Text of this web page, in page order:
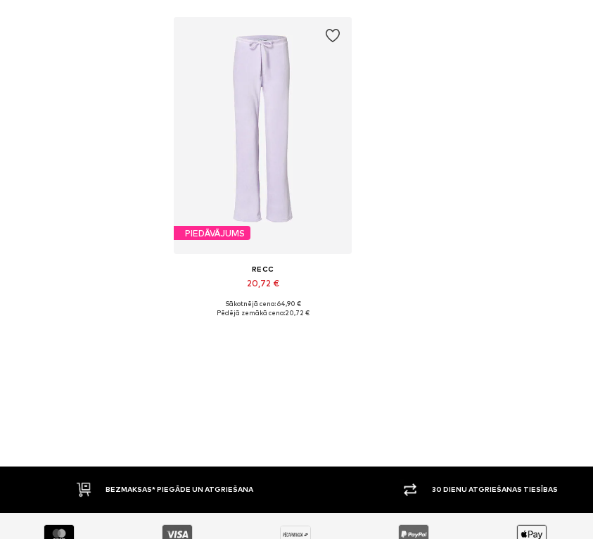
PIEDĀVĀJUMS
RECC
20,72 €
Pieejamie izmēri: 38
Sākotnējā cena: 64,90 €
Pēdējā zemākā cena:20,72 €
BEZMAKSAS* PIEGĀDE UN ATGRIEŠANA 30 DIENU ATGRIEŠANAS TIESĪBAS